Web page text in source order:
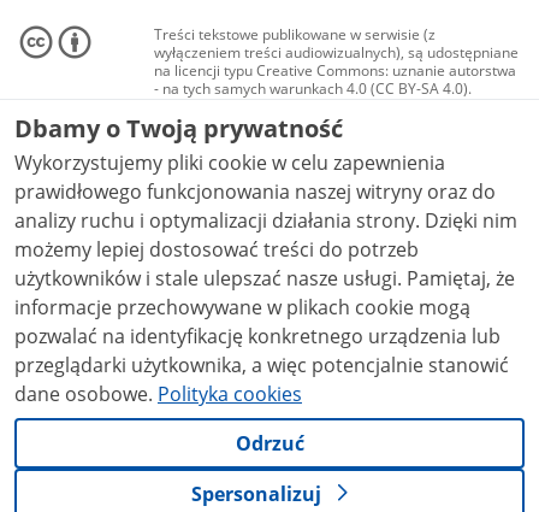
Treści tekstowe publikowane w serwisie (z
wyłączeniem treści audiowizualnych), są udostępniane
na licencji typu Creative Commons: uznanie autorstwa
- na tych samych warunkach 4.0 (CC BY-SA 4.0).
Materiały audiowizualne, w tym zdjęcia, materiały
audio i wideo, są udostępniane na licencji typu
Creative Commons: uznanie autorstwa użycie
niekomercyjne - bez utworów zależnych 4.0 (CC BY-
NC-ND 4.0), o ile nie jest to stwierdzone inaczej.
Dbamy o Twoją prywatność
Wykorzystujemy pliki cookie w celu zapewnienia
prawidłowego funkcjonowania naszej witryny oraz do
analizy ruchu i optymalizacji działania strony. Dzięki nim
możemy lepiej dostosować treści do potrzeb
użytkowników i stale ulepszać nasze usługi. Pamiętaj, że
informacje przechowywane w plikach cookie mogą
pozwalać na identyfikację konkretnego urządzenia lub
przeglądarki użytkownika, a więc potencjalnie stanowić
dane osobowe. Polityka cookies
Odrzuć
Spersonalizuj